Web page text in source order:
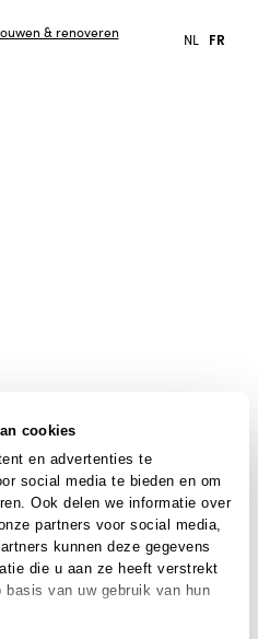
cookies
en advertenties te
social media te bieden en om
Ook delen we informatie over
partners voor social media,
kunnen deze gegevens
die u aan ze heeft verstrekt
van uw gebruik van hun
NL FR